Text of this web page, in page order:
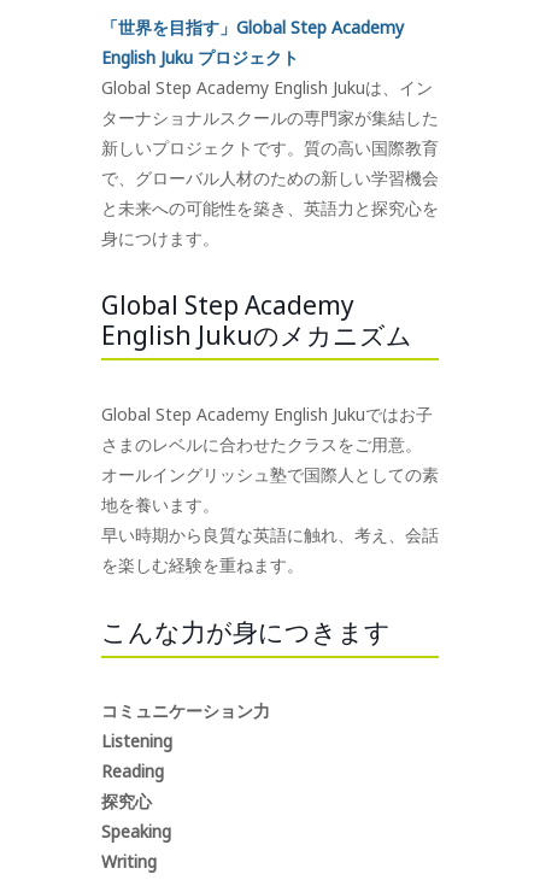
「世界を目指す」Global Step Academy
English Juku プロジェクト
Global Step Academy English Jukuは、イン
ターナショナルスクールの専門家が集結した
新しいプロジェクトです。質の高い国際教育
で、グローバル人材のための新しい学習機会
と未来への可能性を築き、英語力と探究心を
身につけます。
Global Step Academy
English Jukuのメカニズム
Global Step Academy English Jukuではお子
さまのレベルに合わせたクラスをご用意。
オールイングリッシュ塾で国際人としての素
地を養います。
早い時期から良質な英語に触れ、考え、会話
を楽しむ経験を重ねます。
こんな力が身につきます
コミュニケーション力
Listening
Reading
探究心
Speaking
Writing